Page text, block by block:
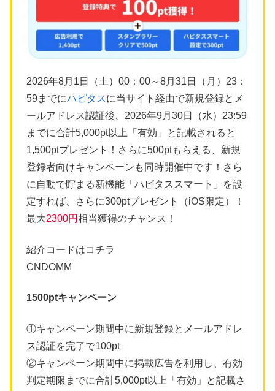
2026年8月1日（土）00：00～8月31日（月）23：
59までにハピタスに当サイト経由で新規登録とメ
ールアドレス認証後、2026年9月30日（水）23:59
までに合計5,000pt以上「有効」と記載されると
1,500ptプレゼント！さらに500ptもらえる、新規
登録者向けキャンペーンも同時開催中です！さら
に自動で貯まる新機能「ハピタススマート」を設
定すれば、さらに300ptプレゼント（iOS限定）！
最大2300円相当獲得のチャンス！
紹介コードはコチラ
CNDOMM
1500ptキャンペーン
①キャンペーン期間中に新規登録とメールアドレ
ス認証を完了で100pt
②キャンペーン期間中に掲載広告を利用し、有効
判定期限までに合計5,000pt以上「有効」と記載さ